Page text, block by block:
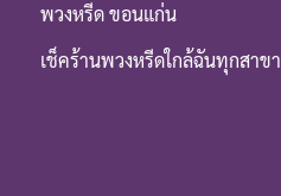
พวงหรีด ขอนแก่น
เช็คร้านพวงหรีดใกล้ฉันทุกสาขา